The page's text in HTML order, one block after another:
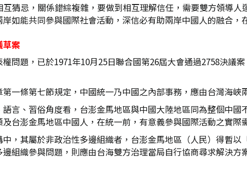
猜忌，關係錯綜複雜，要做到相互理解信任，需要雙方領導
如能共同參與國際社會活動，深信必有助兩岸中國人的融合，
草案
問題，已於1971年10月25日聯合國第26屆大會通過2758決議
一條第七節規定，中國統一乃中國之內部事務，應由台灣海峽
言、習俗角度看，台澎金馬地區與中國大陸地區同為整個中
台澎金馬地區中國人，在統一前，有意義參與國際活動之實際
，其屬於非政治性多邊組織者，台澎金馬地區（人民）得暫
組織參與問題，則應由台海雙方治理當局自行協商尋求解決方